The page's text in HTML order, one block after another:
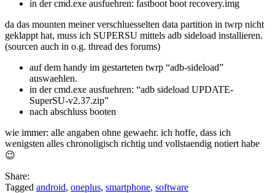
in der cmd.exe ausfuehren: fastboot boot recovery.img
da das mounten meiner verschluesselten data partition in twrp nicht
geklappt hat, muss ich SUPERSU mittels adb sideload installieren.
(sourcen auch in o.g. thread des forums)
auf dem handy im gestarteten twrp “adb-sideload”
auswaehlen.
in der cmd.exe ausfuehren: “adb sideload UPDATE-
SuperSU-v2.37.zip”
nach abschluss booten
wie immer: alle angaben ohne gewaehr. ich hoffe, dass ich
wenigsten alles chronoligisch richtig und vollstaendig notiert habe
😉
Share:
Tagged android, oneplus, smartphone, software